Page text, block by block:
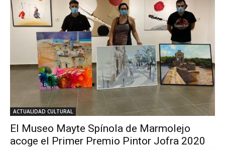
ACTUALIDAD CULTURAL
El Museo Mayte Spínola de Marmolejo
acoge el Primer Premio Pintor Jofra 2020